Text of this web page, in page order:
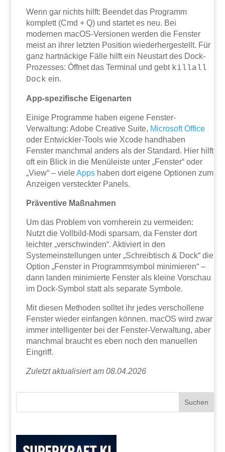
Wenn gar nichts hilft: Beendet das Programm
komplett (Cmd + Q) und startet es neu. Bei
modernen macOS-Versionen werden die Fenster
meist an ihrer letzten Position wiederhergestellt. Für
ganz hartnäckige Fälle hilft ein Neustart des Dock-
Prozesses: Öffnet das Terminal und gebt killall
Dock ein.
App-spezifische Eigenarten
Einige Programme haben eigene Fenster-
Verwaltung: Adobe Creative Suite, Microsoft Office
oder Entwickler-Tools wie Xcode handhaben
Fenster manchmal anders als der Standard. Hier hilft
oft ein Blick in die Menüleiste unter „Fenster“ oder
„View“ – vieleApps haben dort eigene Optionen zum
Anzeigen versteckter Panels.
Präventive Maßnahmen
Um das Problem von vornherein zu vermeiden:
Nutzt die Vollbild-Modi sparsam, da Fenster dort
leichter „verschwinden“. Aktiviert in den
Systemeinstellungen unter „Schreibtisch & Dock“ die
Option „Fenster in Programmsymbol minimieren“ –
dann landen minimierte Fenster als kleine Vorschau
im Dock-Symbol statt als separate Symbole.
Mit diesen Methoden solltet ihr jedes verschollene
Fenster wieder einfangen können. macOS wird zwar
immer intelligenter bei der Fenster-Verwaltung, aber
manchmal braucht es eben noch den manuellen
Eingriff.
Zuletzt aktualisiert am 08.04.2026